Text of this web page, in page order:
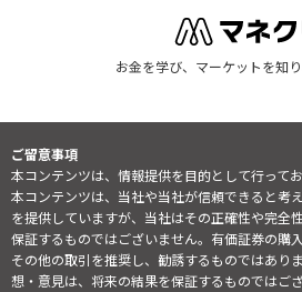
お金を学び、マーケットを知
ご留意事項
本コンテンツは、情報提供を目的として行ってお
本コンテンツは、当社や当社が信頼できると考
を提供していますが、当社はその正確性や完全
保証するものではございません。有価証券の購
その他の取引を推奨し、勧誘するものではあり
想・意見は、将来の結果を保証するものではご